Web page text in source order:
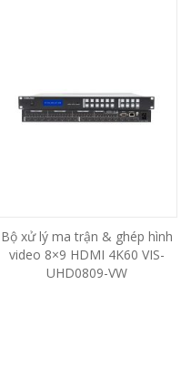
Bộ xử lý ma trận & ghép hình
video 8×9 HDMI 4K60 VIS-
UHD0809-VW